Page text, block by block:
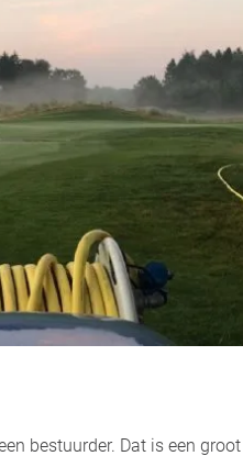
bestuurder. Dat is een